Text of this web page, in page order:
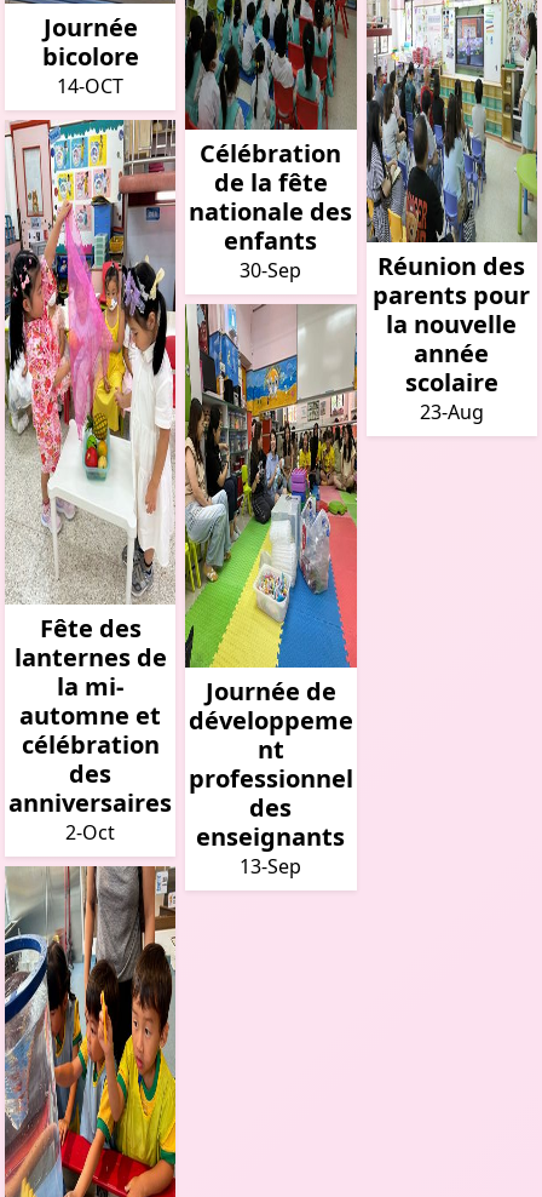
Journée
bicolore
14-OCT
Fête des
lanternes de
la mi-
automne et
célébration
des
anniversaires
2-Oct
Célébration
de la fête
nationale des
enfants
30-Sep
Journée de
développeme
nt
professionnel
des
enseignants
13-Sep
Réunion des
parents pour
la nouvelle
année
scolaire
23-Aug